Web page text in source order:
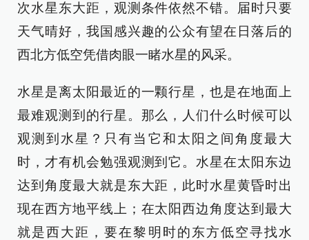
次水星东大距，观测条件依然不错。届时只要
天气晴好，我国感兴趣的公众有望在日落后的
西北方低空凭借肉眼一睹水星的风采。
水星是离太阳最近的一颗行星，也是在地面上
最难观测到的行星。那么，人们什么时候可以
观测到水星？只有当它和太阳之间角度最大
时，才有机会勉强观测到它。水星在太阳东边
达到角度最大就是东大距，此时水星黄昏时出
现在西方地平线上；在太阳西边角度达到最大
就是西大距，要在黎明时的东方低空寻找水